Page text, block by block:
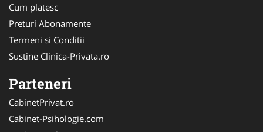
Cum platesc
Preturi Abonamente
Termeni si Conditii
Sustine Clinica-Privata.ro
Parteneri
CabinetPrivat.ro
Cabinet-Psihologie.com